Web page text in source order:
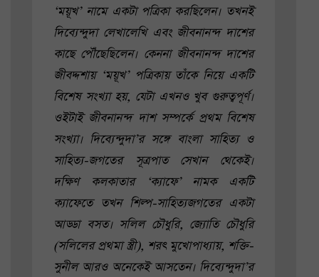
‘ময়ূখ’ নামে একটা পত্রিকা করছিলেন। তখনই
দিব্যেন্দুদা লেখালেখি এবং জীবনানন্দ দাশের
কাছে পৌঁছেছিলেন। কেননা জীবনানন্দ দাশের
জীবদ্দশায় ‘ময়ূখ’ পত্রিকায় তাঁকে নিয়ে একটি
বিশেষ সংখ্যা হয়, যেটা এখনও খুব গুরুত্বপূর্ণ।
ওইটাই জীবনানন্দ দাশ সম্পর্কে প্রথম বিশেষ
সংখ্যা। দিব্যেন্দুদা’র সঙ্গে বাংলা সাহিত্য ও
সাহিত্য-জগতের সূত্রপাত সেখান থেকেই।
দক্ষিণ কলকাতার ‘ক্যাফে’ নামক একটি
ক্যাফেতে তখন শিল্প-সাহিত্যজগতের একটা
আড্ডা বসত। সলিল চৌধুরি, জ্যোতি চৌধুরি
(সলিলের প্রথমা স্ত্রী), শরৎ মুখোপাধ্যায়, শক্তি-
সুনীল আরও অনেকেই আসতেন। দিব্যেন্দুদা’র